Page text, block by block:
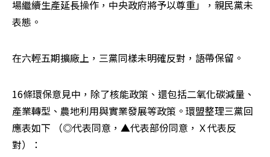
場繼續生產延長操作，中央政府將予以尊重」，親民黨未
表態。
在六輕五期擴廠上，三黨同樣未明確反對，語帶保留。
16條環保意見中，除了核能政策、還包括二氧化碳減量、
產業轉型、農地利用與實業發展等政策。環盟整理三黨回
應表如下 （◎代表同意，▲代表部份同意，Ｘ代表反
對）：